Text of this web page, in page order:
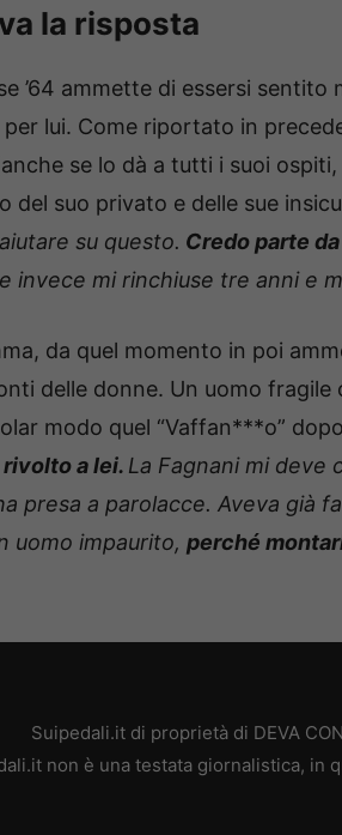
la risposta
’64 ammette di essersi
lui. Come riportato in
se lo dà a tutti i suoi ospiti,
del suo privato e delle sue
su questo. Credo parte
invece mi rinchiuse tre anni e
da quel momento in poi
delle donne. Un uomo fragile
modo quel “Vaffan***o”
a lei. La Fagnani mi deve
presa a parolacce. Aveva già
uomo impaurito, perché
Suipedali.it di proprietà di DEVA
non è una testata giornalistica, in